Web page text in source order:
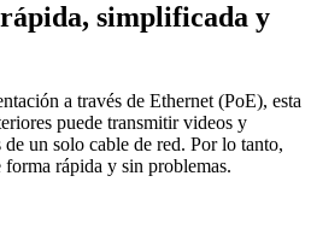
simplificada y
a través de Ethernet (PoE), esta
puede transmitir videos y
un solo cable de red. Por lo tanto,
forma rápida y sin problemas.